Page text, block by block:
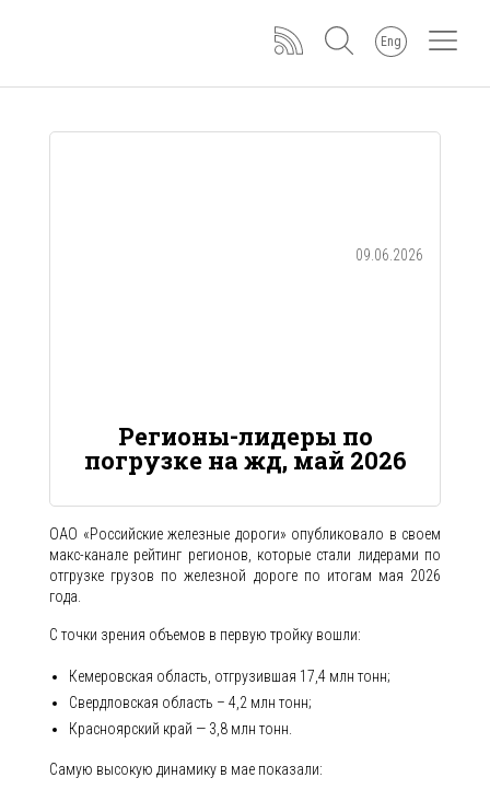
Eng
09.06.2026
Регионы-лидеры по
погрузке на жд, май 2026
ОАО «Российские железные дороги» опубликовало в своем
макс-канале рейтинг регионов, которые стали лидерами по
отгрузке грузов по железной дороге по итогам мая 2026
года.
С точки зрения объемов в первую тройку вошли:
Кемеровская область, отгрузившая 17,4 млн тонн;
Свердловская область – 4,2 млн тонн;
Красноярский край — 3,8 млн тонн.
Самую высокую динамику в мае показали: